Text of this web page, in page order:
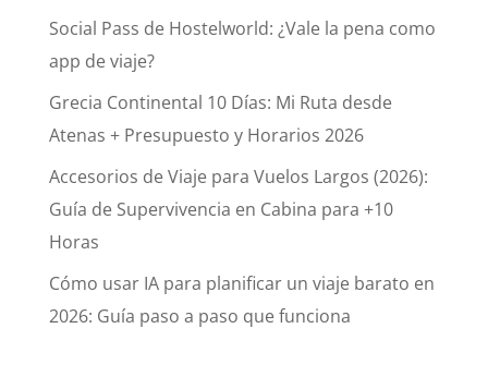
Social Pass de Hostelworld: ¿Vale la pena como
app de viaje?
Grecia Continental 10 Días: Mi Ruta desde
Atenas + Presupuesto y Horarios 2026
Accesorios de Viaje para Vuelos Largos (2026):
Guía de Supervivencia en Cabina para +10
Horas
Cómo usar IA para planificar un viaje barato en
2026: Guía paso a paso que funciona